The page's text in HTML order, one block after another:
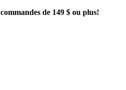
de 149 $ ou plus!